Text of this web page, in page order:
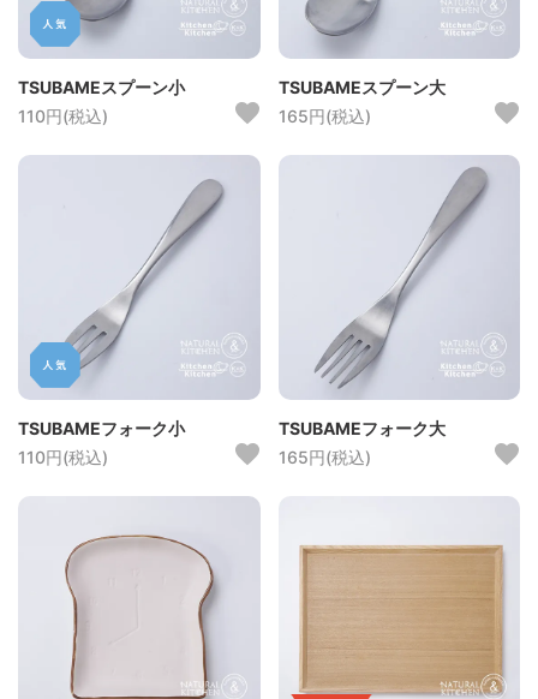
TSUBAMEスプーン小
110円(税込)
TSUBAMEスプーン大
165円(税込)
TSUBAMEフォーク小
110円(税込)
TSUBAMEフォーク大
165円(税込)